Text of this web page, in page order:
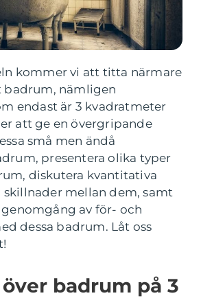
kommer vi att titta närmare
badrum, nämligen
endast är 3 kvadratmeter
att ge en övergripande
små men ändå
presentera olika typer
diskutera kvantitativa
mellan dem, samt
av för- och
dessa badrum. Låt oss
badrum på 3